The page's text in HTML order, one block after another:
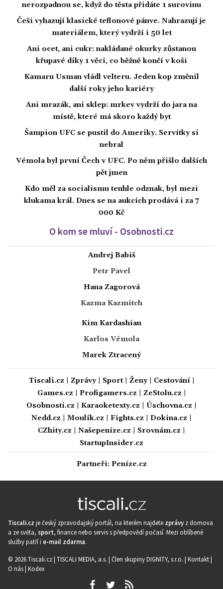
nerozpadnou se, když do těsta přidáte 1 surovinu
Češi vyhazují klasické teflonové pánve. Nahrazují je
materiálem, který vydrží i 50 let
Ani ocet, ani cukr: nakládané okurky zůstanou
křupavé díky 1 věci, co běžně končí v koši
Kamaru Usman vládl velteru. Jeden kop změnil
další roky jeho kariéry
Ani mrazák, ani sklep: mrkev vydrží do jara na
místě, které má skoro každý byt
Šampion UFC se pustil do Ameriky. Servítky si
nebral
Vémola byl první Čech v UFC. Po něm přišlo dalších
pět jmen
Kdo měl za socialismu tenhle odznak, byl mezi
klukama král. Dnes se na aukcích prodává i za 7
000 Kč
O kom se mluví - Osobnosti.cz
Andrej Babiš
Petr Pavel
Hana Zagorová
Kazma Kazmitch
Kim Kardashian
Karlos Vémola
Marek Ztracený
Tiscali.cz Zprávy| Sport| Ženy| Cestování|
Games.cz
Profigamers.cz ZeStolu.cz
Osobnosti.cz
Karaoketexty.cz Úschovna.cz
Nedd.cz
Moulík.cz Fights.cz Dokina.cz
CZhity.cz
Našepeníze.cz Srovnám.cz
StartupInsider.cz
Partneři: Peníze.cz
Tiscali.cz je český zpravodajský portál, na kterém najdete zprávy z domova
a ze světa, sport, finance nebo servis s předpovědí počasí. Mezi oblíbené
služby patří i e-mail zdarma.
© 2026 Tiscali.cz | TISCALI MEDIA, a.s. | Člen skupiny DIGNITY, s.r.o. | Kontakt|
O nás| Kodex